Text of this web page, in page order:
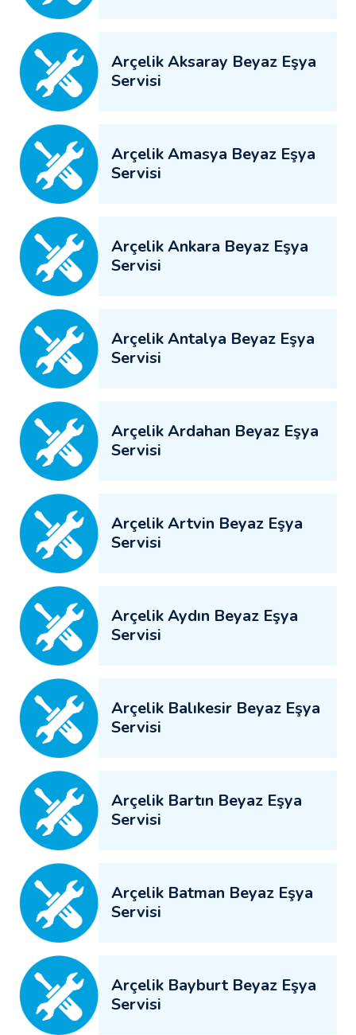
Arçelik Aksaray Beyaz Eşya
Servisi
Arçelik Amasya Beyaz Eşya
Servisi
Arçelik Ankara Beyaz Eşya
Servisi
Arçelik Antalya Beyaz Eşya
Servisi
Arçelik Ardahan Beyaz Eşya
Servisi
Arçelik Artvin Beyaz Eşya
Servisi
Arçelik Aydın Beyaz Eşya
Servisi
Arçelik Balıkesir Beyaz Eşya
Servisi
Arçelik Bartın Beyaz Eşya
Servisi
Arçelik Batman Beyaz Eşya
Servisi
Arçelik Bayburt Beyaz Eşya
Servisi